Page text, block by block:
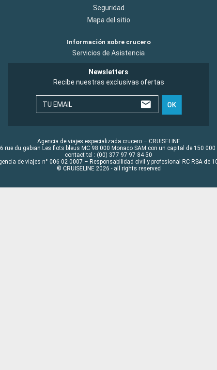
Seguridad
Mapa del sitio
Información sobre crucero
Servicios de Asistencia
Newsletters
Recibe nuestras exclusivas ofertas
TU EMAIL OK
Agencia de viajes especializada crucero – CRUISELINE
rue du gabian Les flots bleus MC 98 000 Monaco SAM con un capital de 150 000
contact tel : (00) 377 97 97 84 50
de viajes n° 006 02 0007 – Responsabilidad civil y profesional RC RSA de
© CRUISELINE 2026 - all rights reserved